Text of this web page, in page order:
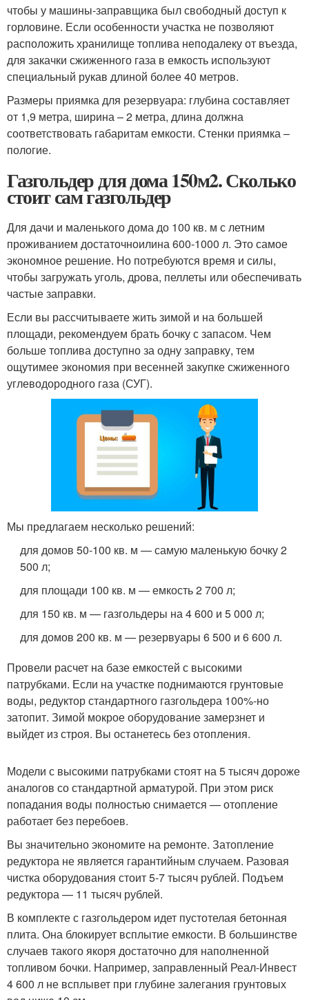
чтобы у машины-заправщика был свободный доступ к
горловине. Если особенности участка не позволяют
расположить хранилище топлива неподалеку от въезда,
для закачки сжиженного газа в емкость используют
специальный рукав длиной более 40 метров.
Размеры приямка для резервуара: глубина составляет
от 1,9 метра, ширина – 2 метра, длина должна
соответствовать габаритам емкости. Стенки приямка –
пологие.
Газгольдер для дома 150м2. Сколько
стоит сам газгольдер
Для дачи и маленького дома до 100 кв. м с летним
проживанием достаточноилина 600-1000 л. Это самое
экономное решение. Но потребуются время и силы,
чтобы загружать уголь, дрова, пеллеты или обеспечивать
частые заправки.
Если вы рассчитываете жить зимой и на большей
площади, рекомендуем брать бочку с запасом. Чем
больше топлива доступно за одну заправку, тем
ощутимее экономия при весенней закупке сжиженного
углеводородного газа (СУГ).
Мы предлагаем несколько решений:
для домов 50-100 кв. м — самую маленькую бочку 2
500 л;
для площади 100 кв. м — емкость 2 700 л;
для 150 кв. м — газгольдеры на 4 600 и 5 000 л;
для домов 200 кв. м — резервуары 6 500 и 6 600 л.
Провели расчет на базе емкостей с высокими
патрубками. Если на участке поднимаются грунтовые
воды, редуктор стандартного газгольдера 100%-но
затопит. Зимой мокрое оборудование замерзнет и
выйдет из строя. Вы останетесь без отопления.
Модели с высокими патрубками стоят на 5 тысяч дороже
аналогов со стандартной арматурой. При этом риск
попадания воды полностью снимается — отопление
работает без перебоев.
Вы значительно экономите на ремонте. Затопление
редуктора не является гарантийным случаем. Разовая
чистка оборудования стоит 5-7 тысяч рублей. Подъем
редуктора — 11 тысяч рублей.
В комплекте с газгольдером идет пустотелая бетонная
плита. Она блокирует всплытие емкости. В большинстве
случаев такого якоря достаточно для наполненной
топливом бочки. Например, заправленный Реал-Инвест
4 600 л не всплывет при глубине залегания грунтовых